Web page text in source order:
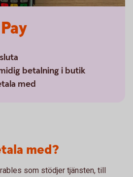
betalning i butik
med
med?
som stödjer tjänsten, till